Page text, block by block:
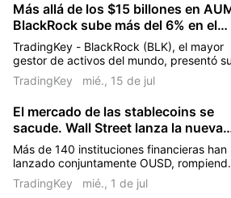
El inversor estrella Tom
197.85K acciones de este valor.
Más allá de los $15 billones en
BlackRock sube más del 6% en el
pre-mercado, ¿cómo genera la ola
infraestructura de IA la
'superplataforma de gestión de
activos' de Wall Street?
TradingKey - BlackRock (BLK), el mayor
gestor de activos del mundo, presentó
resultados financieros del segundo
trimestre de 2026, superando las
métricas principales, incluidos los activos
bajo gestión (AUM), los ingresos, los
beneficios y las entradas de fondos.
TradingKey mié., 15 de jul
El mercado de las stablecoins se
sacude. Wall Street lanza la nueva
stablecoin OUSD mientras las
acciones de Circle se desploman
más de un 17% after hours.
Más de 140 instituciones financieras han
lanzado conjuntamente OUSD,
el monopolio de Circle sobre los beneficios
y provocando una fuerte caída en el
TradingKey mié., 1 de jul